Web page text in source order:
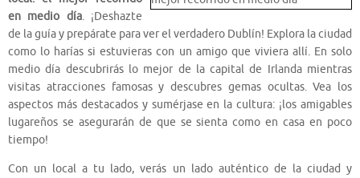
en medio día. ¡Deshazte
de la guía y prepárate para ver el verdadero Dublín! Explora la ciudad
como lo harías si estuvieras con un amigo que viviera allí. En solo
medio día descubrirás lo mejor de la capital de Irlanda mientras
visitas atracciones famosas y descubres gemas ocultas. Vea los
aspectos más destacados y sumérjase en la cultura: ¡los amigables
lugareños se asegurarán de que se sienta como en casa en poco
tiempo!
Con un local a tu lado, verás un lado auténtico de la ciudad y